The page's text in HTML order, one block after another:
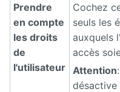
Prendre
en compte
les droits
de
l'utilisateur
Cochez
seuls les
auxquels
accès
Attention
désactive